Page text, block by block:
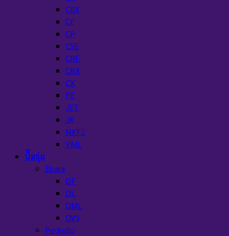
CBX
CF
CP
CSE
CRE
CRX
CX
PF
JET
JX
NXF2
VML
ปั๊มจุ่ม
Ebara
DF
DL
DML
DVS
Pedrollo